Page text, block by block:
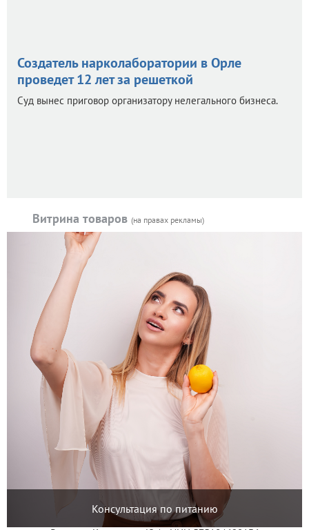
Создатель нарколаборатории в Орле
проведет 12 лет за решеткой
Суд вынес приговор организатору нелегального бизнеса.
Витрина товаров (на правах рекламы)
Консультация по питанию